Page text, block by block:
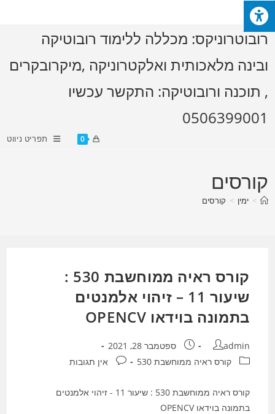
Skip
to
content
רובוטרוניקס: מכללה ללימוד רובוטיקה
ובינה מלאכותית ואלקטרוניקה ,מיקרובקרים
, תוכנה ורובוטיקה: התקשר עכשיו
0506399001
0 תפריט ניווט
קורסים
> ימין > קורסים
קורס ראיה ממוחשבת 530 :
שיעור 11 – זיהוי אלמנטים
בתמונה בוידאו OPENCV
מחבר:
admin פורסם:ספטמבר 28, 2021
קטגוריה:קורס ראיה ממוחשבת 530 תגובות:אין תגובות
קורס ראיה ממוחשבת 530 : שיעור 11 - זיהוי אלמנטים
בתמונה בוידאו OPENCV